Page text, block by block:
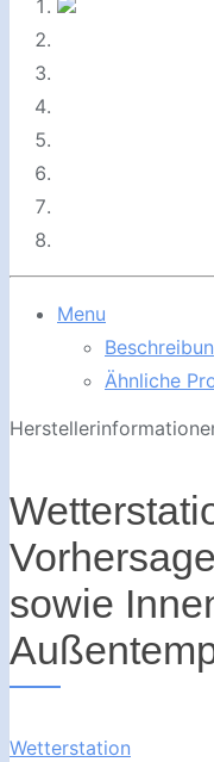
Menu
Ähnliche
sowie
Wetterstation